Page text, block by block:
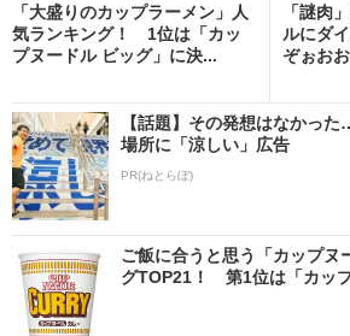
「大盛りのカップラーメン」人
気ランキング！ 1位は「カッ
プヌードル ビッグ」に決...
「謎肉
ルにダ
ぞぉお
【話題】その発想はなかっ
場所に「涼しい」広告
PR(ねとらぼ)
ご飯に合うと思う「カップヌ
グTOP21！ 第1位は「カッ